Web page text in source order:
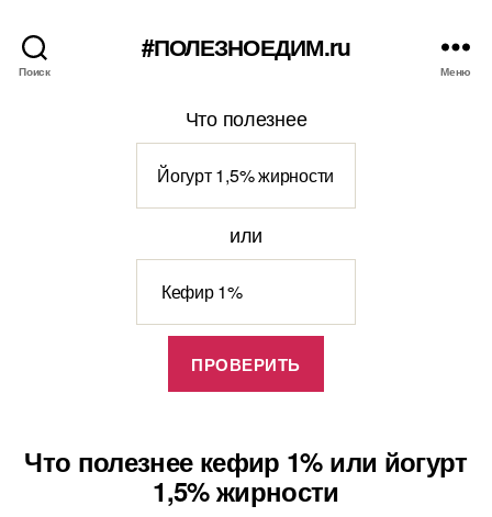
Поиск
#ПОЛЕЗНОЕДИМ.ru
Меню
Что полезнее
или
Что полезнее кефир 1% или йогурт
1,5% жирности